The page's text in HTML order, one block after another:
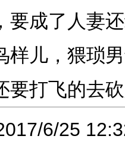
要成了人妻
样儿，猥琐
要打飞的去
6/25